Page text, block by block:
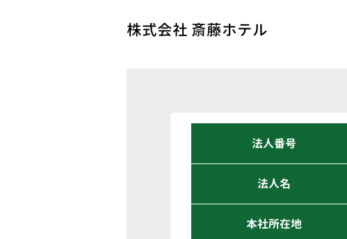
株式会社 斎藤ホテル
法人番号
法人名
本社所在地